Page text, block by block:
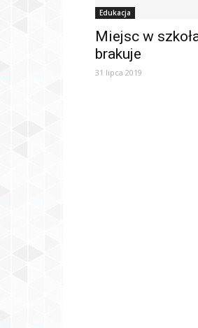
Edukacja
Miejsc w
brakuje
31 lipca 2019